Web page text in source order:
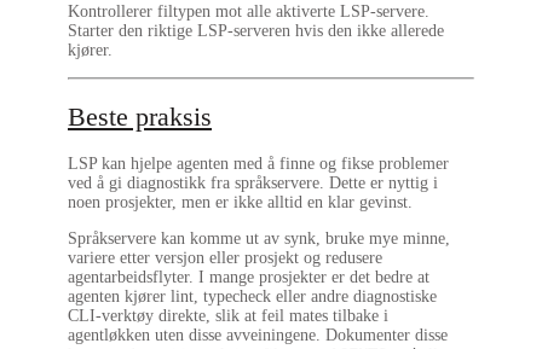
Kontrollerer filtypen mot alle aktiverte LSP-servere.
Starter den riktige LSP-serveren hvis den ikke allerede
kjører.
Beste praksis
LSP kan hjelpe agenten med å finne og fikse problemer
ved å gi diagnostikk fra språkservere. Dette er nyttig i
noen prosjekter, men er ikke alltid en klar gevinst.
Språkservere kan komme ut av synk, bruke mye minne,
variere etter versjon eller prosjekt og redusere
agentarbeidsflyter. I mange prosjekter er det bedre at
agenten kjører lint, typecheck eller andre diagnostiske
CLI-verktøy direkte, slik at feil mates tilbake i
agentløkken uten disse avveiningene. Dokumenter disse